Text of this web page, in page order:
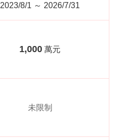
2023/8/1 ～ 2026/7/31
1,000 萬元
未限制